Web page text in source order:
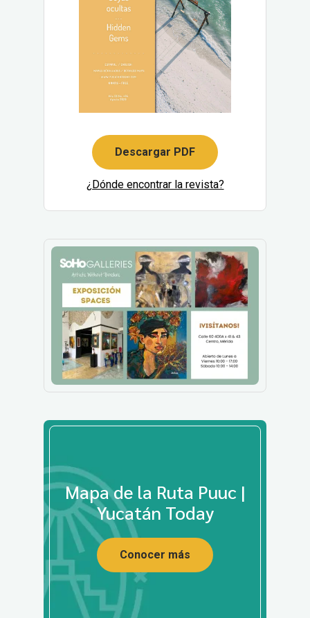
Descargar PDF
¿Dónde encontrar la revista?
Mapa de la Ruta Puuc |
Yucatán Today
Conocer más